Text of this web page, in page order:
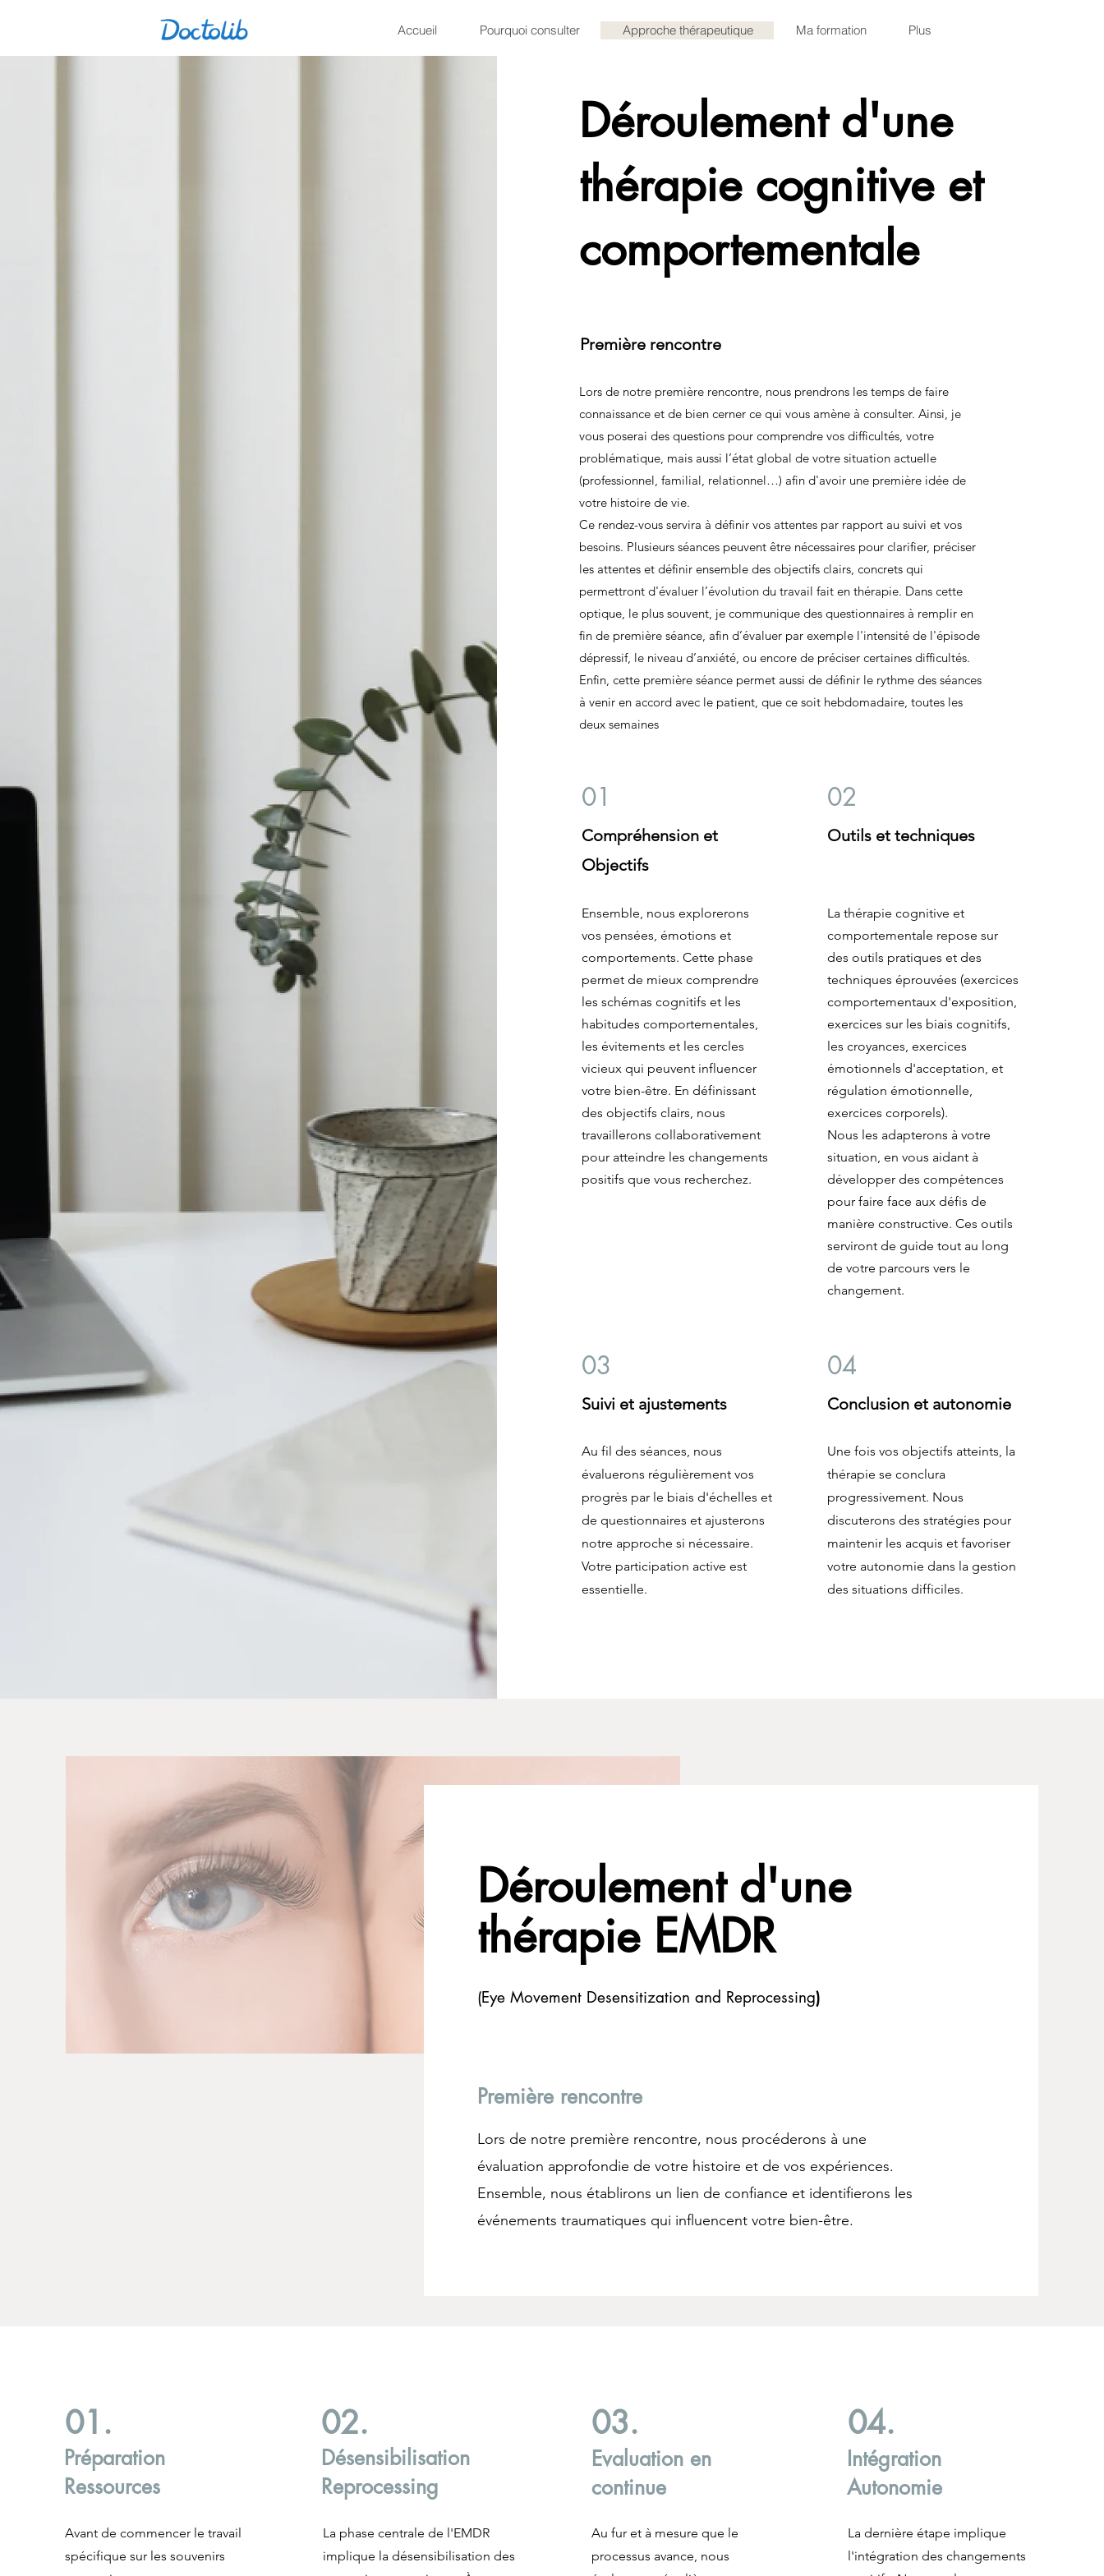
Déroulement d'une
thérapie cognitive et
comportementale
Première rencontre
Lors de notre première rencontre, nous prendrons les temps de faire
connaissance et de bien cerner ce qui vous amène à consulter. Ainsi, je
vousposerai des questions pourcomprendre vos difficultés, votre
problématique, mais aussi l’état global de votre situation actuelle
(professionnel, familial, relationnel…) afin d'avoir une première idée de
votre histoire de vie.
Ce rendez-vous servira à définir vos attentes par rapport au suivi et vos
besoins. Plusieurs séances peuvent être nécessaires pour clarifier, préciser
les attentes et définir ensemble des objectifs clairs, concrets qui
permettront d'évaluer l’évolution du travail fait en thérapie. Dans cette
optique, le plus souvent, je communique des questionnaires à remplir en
fin de première séance, afin d’évaluer par exemple l'intensité de l'épisode
dépressif, le niveau d’anxiété, ou encore de préciser certaines difficultés.
Enfin, cette première séance permet aussi de définir le rythme des séances
à venir en accord avec le patient, que ce soit hebdomadaire, toutes les
deux semaines
01
Compréhension et
Objectifs
Ensemble, nous explorerons
vos pensées, émotions et
comportements. Cette phase
permet de mieux comprendre
les schémas cognitifs et les
habitudes comportementales,
les évitements et les cercles
vicieux qui peuvent influencer
votre bien-être. En définissant
des objectifs clairs, nous
travaillerons collaborativement
pour atteindre les changements
positifs que vous recherchez.
02
Outils et techniques
La thérapie cognitive et
comportementale repose sur
des outils pratiques et des
techniques éprouvées (exercices
comportementaux d'exposition,
exercices sur les biais cognitifs,
les croyances, exercices
émotionnels d'acceptation, et
régulation émotionnelle,
exercices corporels).
Nous les adapterons à votre
situation, en vous aidant à
développer des compétences
pour faire face aux défis de
manière constructive. Ces outils
serviront de guide tout au long
de votre parcours vers le
changement.
03
Suivi et ajustements
Au fil des séances, nous
évaluerons régulièrement vos
progrès par le biais d'échelles et
de questionnaires et ajusterons
notre approche si nécessaire.
Votre participation active est
essentielle.
04
Conclusion et autonomie
Une fois vos objectifs atteints, la
thérapie se conclura
progressivement. Nous
discuterons des stratégies pour
maintenir les acquis et favoriser
votre autonomie dans la gestion
des situations difficiles.
Déroulement d'une
thérapie EMDR
(Eye Movement Desensitization and Reprocessing)
Première rencontre
Lors de notre première rencontre, nous procéderons à une
évaluation approfondie de votre histoire et de vos expériences.
Ensemble, nous établirons un lien de confiance et identifierons les
événements traumatiques qui influencent votre bien-être.
01.
Préparation
Ressources
Avant de commencer le travail
spécifique sur les souvenirs
02.
Désensibilisation
Reprocessing
La phase centrale de l'EMDR
implique la désensibilisation des
03.
Evaluation en
continue
Au fur et à mesure que le
processus avance, nous
04.
Intégration
Autonomie
La dernière étape implique
l'intégration des changements
Accueil Pourquoi consulter Approche thérapeutique Ma formation Plus